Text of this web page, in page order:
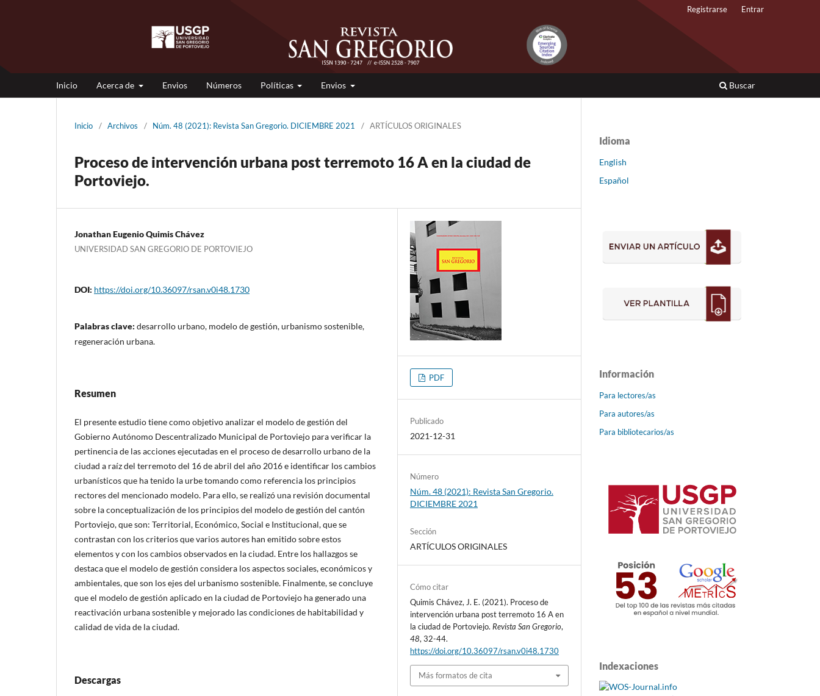
Inicio Acerca de Envios Números Políticas Envios Buscar
Registrarse Entrar
Inicio / Archivos / Núm. 48 (2021): Revista San Gregorio. DICIEMBRE 2021 / ARTÍCULOS ORIGINALES
Proceso de intervención urbana post terremoto 16 A en la ciudad de
Portoviejo.
Jonathan Eugenio Quimis Chávez
UNIVERSIDAD SAN GREGORIO DE PORTOVIEJO
DOI: https://doi.org/10.36097/rsan.v0i48.1730
Palabras clave: desarrollo urbano, modelo de gestión, urbanismo sostenible,
regeneración urbana.
Resumen
El presente estudio tiene como objetivo analizar el modelo de gestión del
Gobierno Autónomo Descentralizado Municipal de Portoviejo para verificar la
pertinencia de las acciones ejecutadas en el proceso de desarrollo urbano de la
ciudad a raíz del terremoto del 16 de abril del año 2016 e identificar los cambios
urbanísticos que ha tenido la urbe tomando como referencia los principios
rectores del mencionado modelo. Para ello, se realizó una revisión documental
sobre la conceptualización de los principios del modelo de gestión del cantón
Portoviejo, que son: Territorial, Económico, Social e Institucional, que se
contrastan con los criterios que varios autores han emitido sobre estos
elementos y con los cambios observados en la ciudad. Entre los hallazgos se
destaca que el modelo de gestión considera los aspectos sociales, económicos y
ambientales, que son los ejes del urbanismo sostenible. Finalmente, se concluye
que el modelo de gestión aplicado en la ciudad de Portoviejo ha generado una
reactivación urbana sostenible y mejorado las condiciones de habitabilidad y
calidad de vida de la ciudad.
Descargas
PDF
Publicado
2021-12-31
Número
Núm. 48 (2021): Revista San Gregorio.
DICIEMBRE 2021
Sección
ARTÍCULOS ORIGINALES
Cómo citar
Quimis Chávez, J. E. (2021). Proceso de
intervención urbana post terremoto 16 A en
la ciudad de Portoviejo. Revista San Gregorio,
48, 32-44.
https://doi.org/10.36097/rsan.v0i48.1730
Más formatos de cita
Idioma
English
Español
Información
Para lectores/as
Para autores/as
Para bibliotecarios/as
Indexaciones